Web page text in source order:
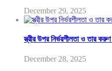
December 29, 2025
স্ত্রীর উপর নির্ভরশীলতা ও তার করুণ
December 28, 2025